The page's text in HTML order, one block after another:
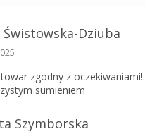
Świstowska-Dziuba
sklepu to 5 na 5 gwiazdek.
zgodny z oczekiwaniami!.
sumieniem
Szymborska